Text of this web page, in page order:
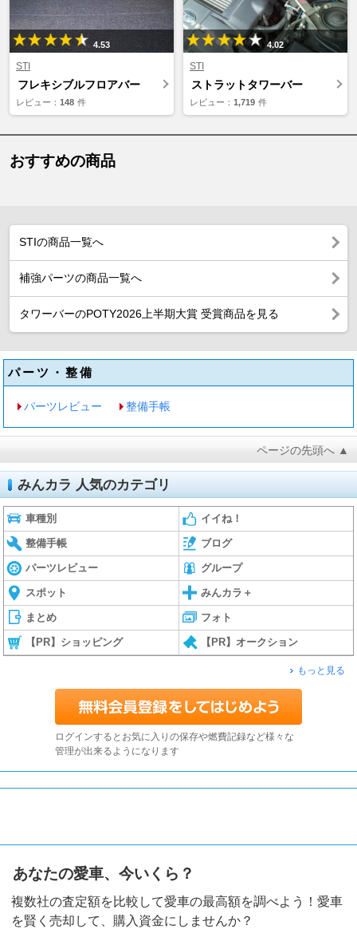
4.53
STI
フレキシブルフロアバー
レビュー： 148 件
4.02
STI
ストラットタワーバー
レビュー： 1,719 件
おすすめの商品
STIの商品一覧へ
補強パーツの商品一覧へ
タワーバーのPOTY2026上半期大賞 受賞商品を見る
パーツ・整備
パーツレビュー 整備手帳
ページの先頭へ ▲
みんカラ 人気のカテゴリ
車種別 イイね！
整備手帳 ブログ
パーツレビュー グループ
スポット みんカラ＋
まとめ フォト
【PR】ショッピング 【PR】オークション
もっと見る
ログインするとお気に入りの保存や燃費記録など様々な
管理が出来るようになります
あなたの愛車、今いくら？
複数社の査定額を比較して愛車の最高額を調べよう！愛車
を賢く売却して、購入資金にしませんか？